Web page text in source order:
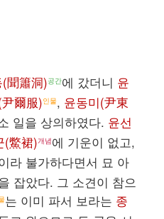
聞簫洞)공간에 갔더니 윤
爾服)인물, 윤동미(尹東
일을 상의하였다. 윤선
(鱉裙)개념에 기운이 없고,
라 불가하다면서 묘 아
잡았다. 그 소견이 참으
는 이미 파서 보라는 종